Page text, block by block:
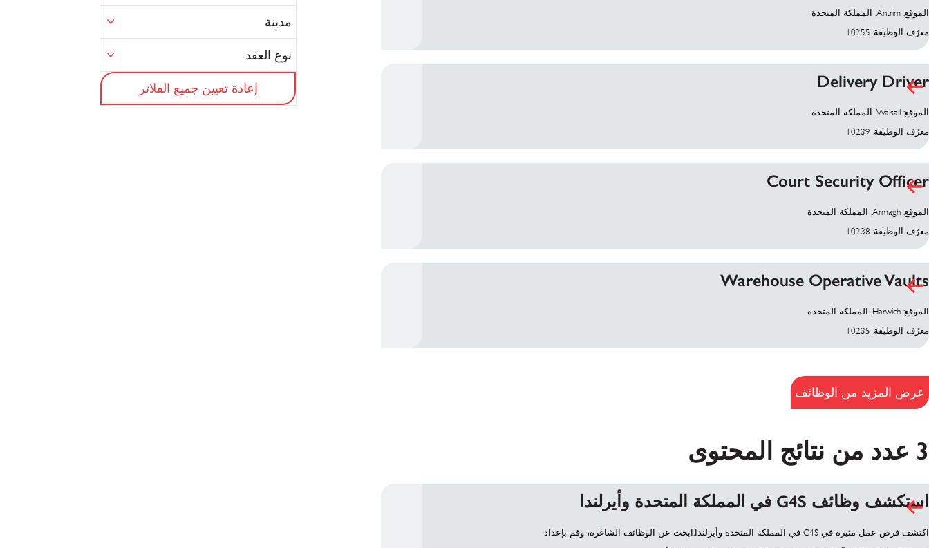
الموقع: Antrim, المملكة المتحدة
معرّف الوظيفة: 10255
Delivery Driver
الموقع: Walsall, المملكة المتحدة
معرّف الوظيفة: 10239
Court Security Officer
الموقع: Armagh, المملكة المتحدة
معرّف الوظيفة: 10238
Warehouse Operative Vaults
الموقع: Harwich, المملكة المتحدة
معرّف الوظيفة: 10235
عرض المزيد من الوظائف
3 عدد من نتائج المحتوى
استكشف وظائف G4S في المملكة المتحدة وأيرلندا
اكتشف فرص عمل مثيرة في G4S في المملكة المتحدة وأيرلندا.ابحث عن الوظائف الشاغرة، وقم بإعداد
مدينة
نوع العقد
إعادة تعيين جميع الفلاتر